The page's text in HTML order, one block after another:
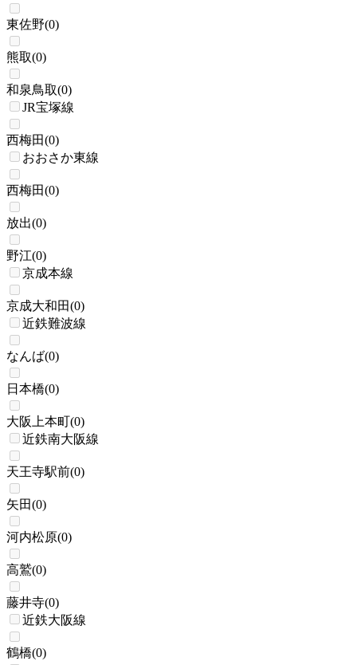
東佐野(0)
熊取(0)
和泉鳥取(0)
JR宝塚線
西梅田(0)
おおさか東線
西梅田(0)
放出(0)
野江(0)
京成本線
京成大和田(0)
近鉄難波線
なんば(0)
日本橋(0)
大阪上本町(0)
近鉄南大阪線
天王寺駅前(0)
矢田(0)
河内松原(0)
高鷲(0)
藤井寺(0)
近鉄大阪線
鶴橋(0)